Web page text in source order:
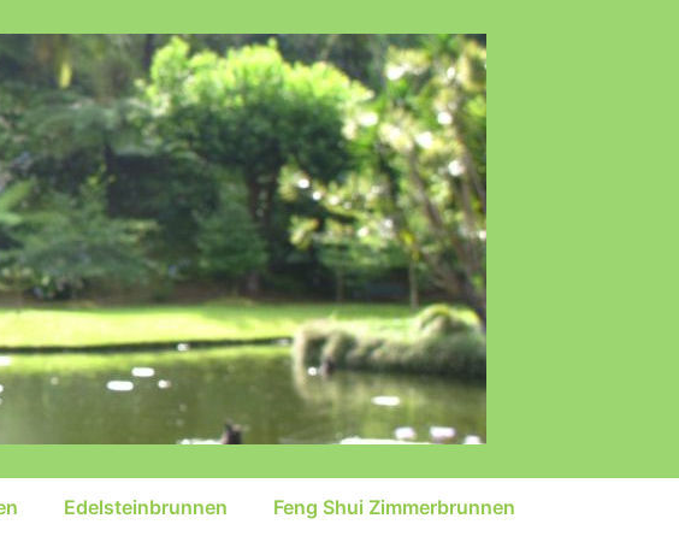
Edelsteinbrunnen Feng Shui Zimmerbrunnen